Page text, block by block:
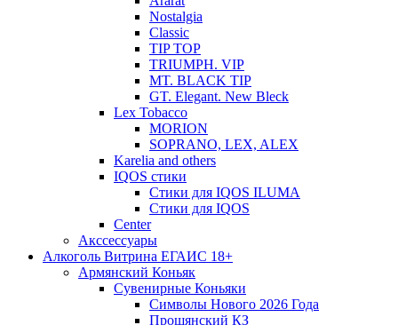
Nostalgia
Classic
TIP TOP
TRIUMPH. VIP
MT. BLACK TIP
GT. Elegant. New Bleck
Lex Tobacco
MORION
SOPRANO, LEX, ALEX
Karelia and others
IQOS стики
Стики для IQOS ILUMA
Стики для IQOS
Сenter
Акссессуары
Алкоголь Витрина ЕГАИС 18+
Армянский Коньяк
Сувенирные Коньяки
Символы Нового 2026 Года
Прошянский КЗ